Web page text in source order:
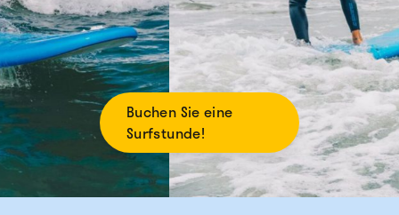
Buchen Sie eine
Surfstunde!